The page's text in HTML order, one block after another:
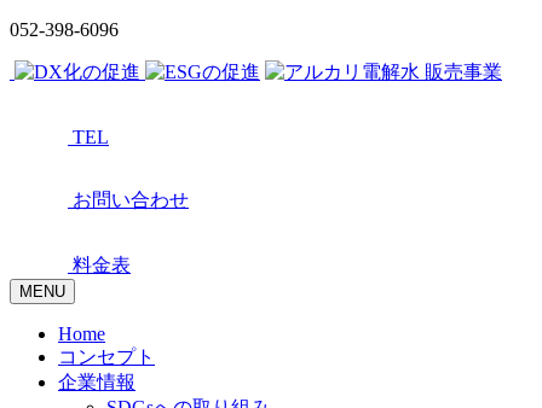
052-398-6096
TEL
お問い合わせ
料金表
MENU
Home
コンセプト
企業情報